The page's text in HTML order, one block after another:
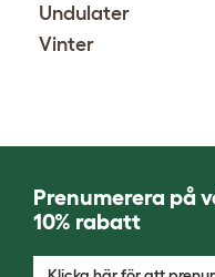
Undulater
Vinter
Prenumerera på
10% rabatt